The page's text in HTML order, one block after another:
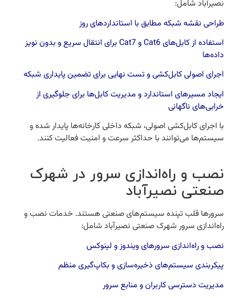
نصیرآباد شامل:
طراحی نقشه شبکه مطابق با استانداردهای روز
استفاده از کابل‌های Cat6 و Cat7 برای انتقال سریع و بدون نویز
داده‌ها
اجرای اصولی کابل‌کشی و تست نهایی برای تضمین پایداری شبکه
ایجاد مسیرهای استاندارد و مدیریت کابل‌ها برای جلوگیری از
خرابی‌های ناگهانی
با اجرای کابل‌کشی اصولی، شبکه داخلی کارخانه‌ها پایدار شده و
سیستم‌ها می‌توانند با حداکثر سرعت و امنیت فعالیت کنند.
نصب و راه‌اندازی سرور در شهرک
صنعتی نصیرآباد
سرورها قلب تپنده سیستم‌های صنعتی هستند. خدمات نصب و
راه‌اندازی سرور شهرک صنعتی نصیرآباد شامل:
نصب و راه‌اندازی سرورهای ویندوز و لینوکس
پیکربندی سیستم‌های ذخیره‌سازی و بکاپ‌گیری منظم
مدیریت دسترسی کاربران و منابع سرور